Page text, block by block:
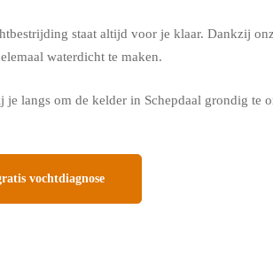
staat altijd voor je klaar. Dankzij
waterdicht te maken.
langs om de kelder in Schepdaal grondig te
vochtdiagnose